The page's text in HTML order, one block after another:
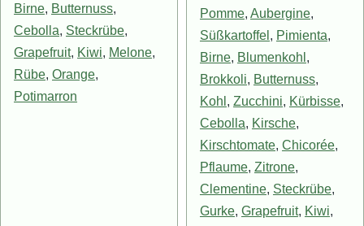
Birne, Butternuss,
Cebolla, Steckrübe,
Grapefruit, Kiwi, Melone,
Rübe, Orange,
Potimarron
Pomme, Aubergine,
Süßkartoffel , Pimienta,
Birne, Blumenkohl ,
Brokkoli, Butternuss,
Kohl , Zucchini, Kürbisse,
Cebolla, Kirsche,
Kirschtomate, Chicorée,
Pflaume, Zitrone,
Clementine, Steckrübe,
Gurke, Grapefruit, Kiwi,